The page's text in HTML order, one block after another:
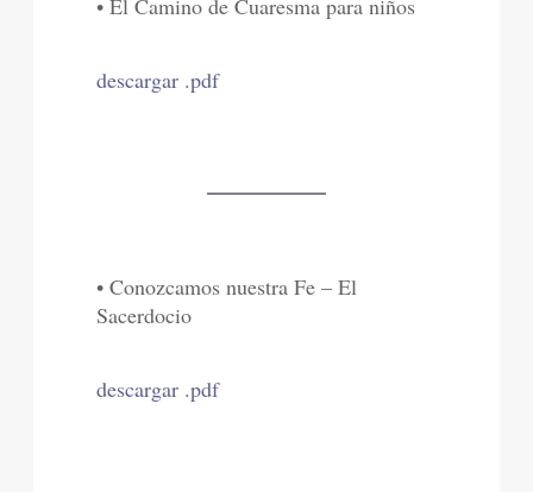
descargar .pdf
• Conozcamos nuestra Fe – El
Sacerdocio
descargar .pdf